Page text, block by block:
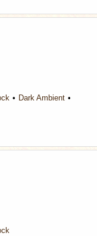
Dark Ambient